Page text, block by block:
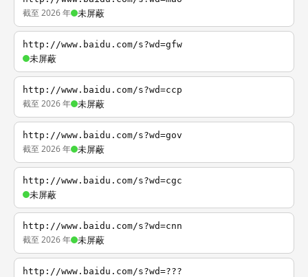
截至 2026 年 未屏蔽
http://www.baidu.com/s?wd=gfw
未屏蔽
http://www.baidu.com/s?wd=ccp
截至 2026 年 未屏蔽
http://www.baidu.com/s?wd=gov
截至 2026 年 未屏蔽
http://www.baidu.com/s?wd=cgc
未屏蔽
http://www.baidu.com/s?wd=cnn
截至 2026 年 未屏蔽
http://www.baidu.com/s?wd=???